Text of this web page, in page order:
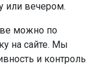
или вечером.
можно по
на сайте. Мы
и контроль